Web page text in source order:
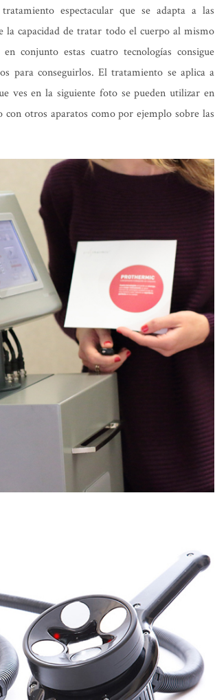
espectacular que se adapta a las
la capacidad de tratar todo el cuerpo al mismo
conjunto estas cuatro tecnologías consigue
para conseguirlos. El tratamiento se aplica a
ves en la siguiente foto se pueden utilizar en
otros aparatos como por ejemplo sobre las